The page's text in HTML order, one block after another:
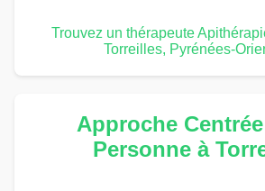
Trouvez un thérapeute
Torreilles, Pyrénées-
Approche
Personne à